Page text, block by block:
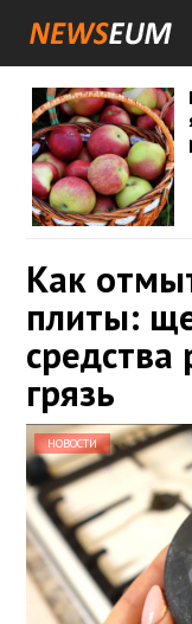
Как
плиты:
грязь
НОВОСТИ